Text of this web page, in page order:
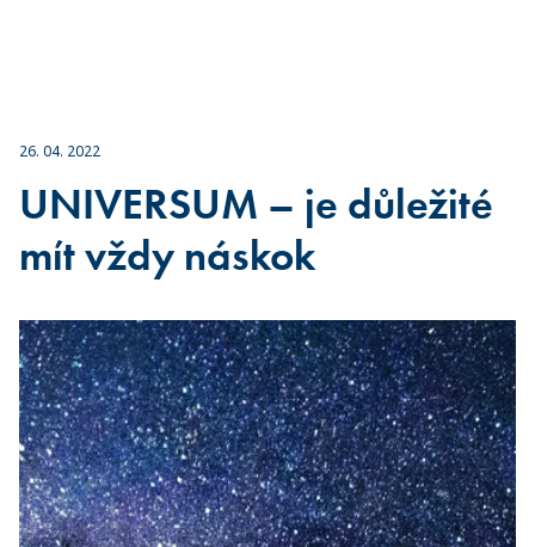
26. 04. 2022
UNIVERSUM – je důležité
mít vždy náskok